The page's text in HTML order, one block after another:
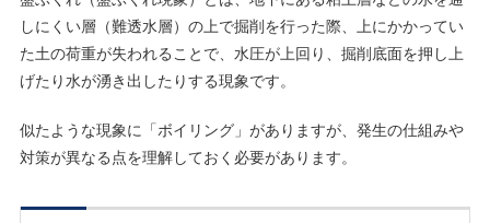
しにくい層（難透水層）の上で掘削を行った際、上にかかってい
た土の荷重が失われることで、水圧が上回り、掘削底面を押し上
げたり水が湧き出したりする現象です。
似たような現象に「ボイリング」がありますが、発生の仕組みや
対策が異なる点を理解しておく必要があります。